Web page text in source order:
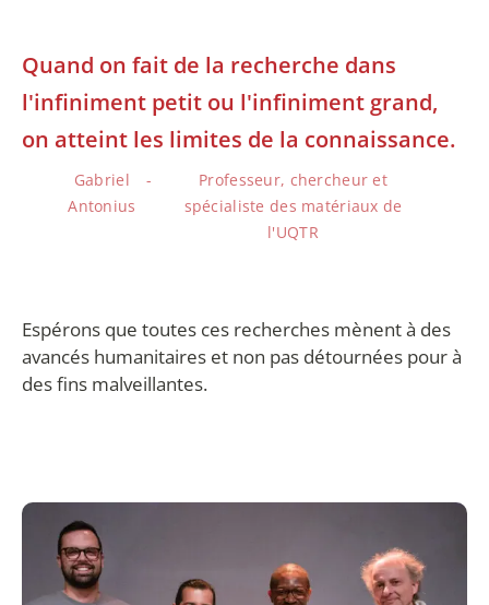
Quand on fait de la recherche dans
l'infiniment petit ou l'infiniment grand,
on atteint les limites de la connaissance.
Gabriel
Antonius
Professeur, chercheur et
spécialiste des matériaux de
l'UQTR
Espérons que toutes ces recherches mènent à des
avancés humanitaires et non pas détournées pour à
des fins malveillantes.